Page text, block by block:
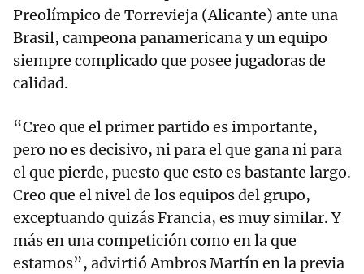
Preolímpico de Torrevieja (Alicante) ante una
Brasil, campeona panamericana y un equipo
siempre complicado que posee jugadoras de
calidad.
“Creo que el primer partido es importante,
pero no es decisivo, ni para el que gana ni para
el que pierde, puesto que esto es bastante largo.
Creo que el nivel de los equipos del grupo,
exceptuando quizás Francia, es muy similar. Y
más en una competición como en la que
estamos”, advirtió Ambros Martín en la previa